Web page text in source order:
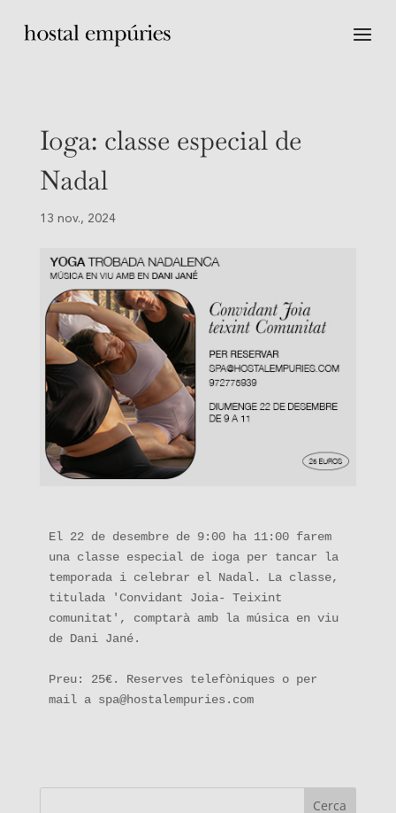
Ioga: classe especial de
Nadal
13 nov., 2024
El 22 de desembre de 9:00 ha 11:00 farem
una classe especial de ioga per tancar la
temporada i celebrar el Nadal. La classe,
titulada 'Convidant Joia- Teixint
comunitat', comptarà amb la música en viu
de Dani Jané.
Preu: 25€. Reserves telefòniques o per
mail a spa@hostalempuries.com